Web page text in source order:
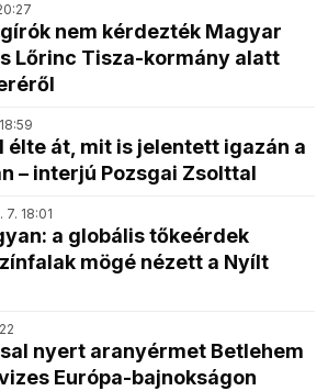
nem kérdezték Magyar
Lőrinc Tisza-kormány alatt
élte át, mit is jelentett igazán a
– interjú Pozsgai Zsolttal
7. 18:01
a globális tőkeérdek
mögé nézett a Nyílt
nyert aranyérmet Betlehem
Európa-bajnokságon